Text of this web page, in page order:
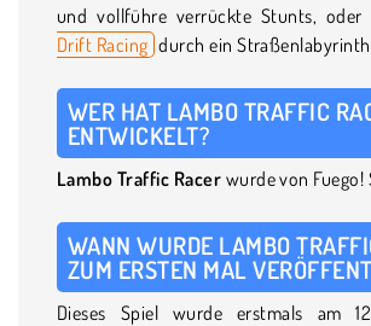
und vollführe verrückte Stunts,
Drift Racing durch ein
WER HAT LAMBO TRAFFIC
ENTWICKELT?
Lambo Traffic Racer wurde von Fuego!
WANN WURDE LAMBO
ZUM ERSTEN MAL
Dieses Spiel wurde erstmals am